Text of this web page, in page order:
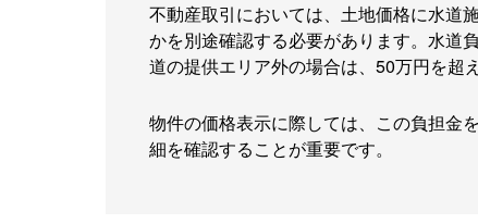
不動産取引においては、土地価格に水道
かを別途確認する必要があります。水道
道の提供エリア外の場合は、50万円を超
物件の価格表示に際しては、この負担金
細を確認することが重要です。